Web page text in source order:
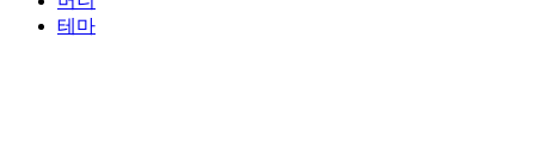
테마